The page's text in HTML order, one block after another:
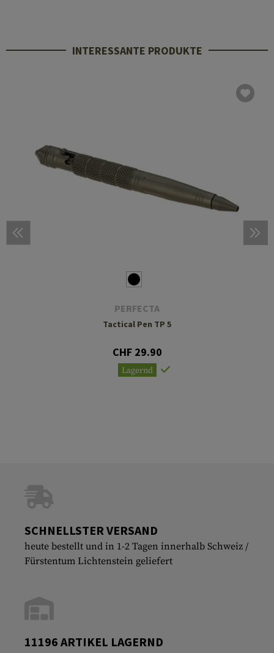
INTERESSANTE PRODUKTE
PERFECTA
Tactical Pen TP 5
CHF 29.90
Lagernd
SCHNELLSTER VERSAND
heute bestellt und in 1-2 Tagen innerhalb Schweiz /
Fürstentum Lichtenstein geliefert
11196 ARTIKEL LAGERND